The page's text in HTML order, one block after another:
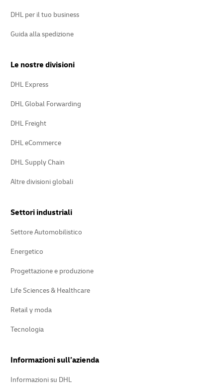
DHL per il tuo business
Guida alla spedizione
Le nostre divisioni
DHL Express
DHL Global Forwarding
DHL Freight
DHL eCommerce
DHL Supply Chain
Altre divisioni globali
Settori industriali
Settore Automobilistico
Energetico
Progettazione e produzione
Life Sciences & Healthcare
Retail y moda
Tecnologia
Informazioni sull’azienda
Informazioni su DHL